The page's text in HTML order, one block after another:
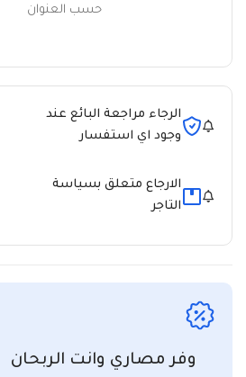
حسب العنوان
الرجاء مراجعة البائع عند
وجود اي استفسار
الارجاع متعلق بسياسة
التاجر
وفر مصاري وانت الربحان